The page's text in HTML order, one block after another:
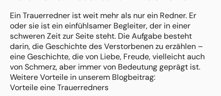
Ein Trauerredner ist weit mehr als nur ein Redner. Er
oder sie ist ein einfühlsamer Begleiter, der in einer
schweren Zeit zur Seite steht. Die Aufgabe besteht
darin, die Geschichte des Verstorbenen zu erzählen –
eine Geschichte, die von Liebe, Freude, vielleicht auch
von Schmerz, aber immer von Bedeutung geprägt ist.
Weitere Vorteile in unserem Blogbeitrag:
Vorteile eine Trauerredners